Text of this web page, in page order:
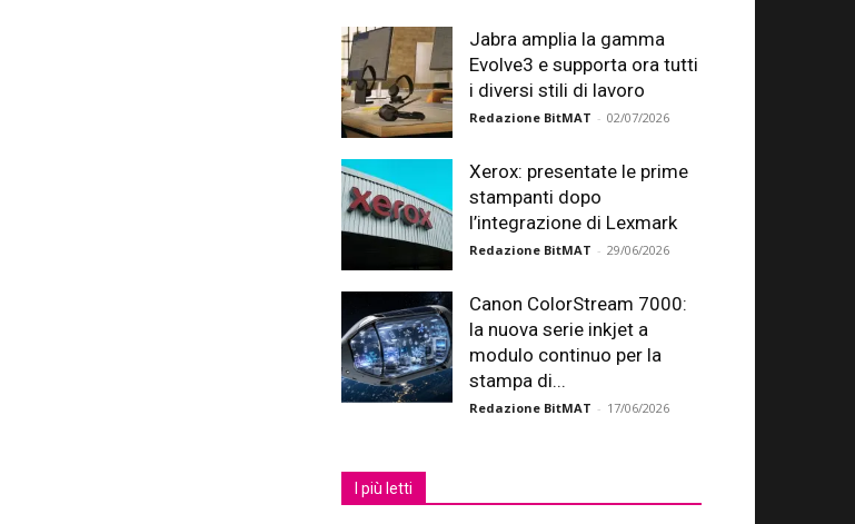
Jabra amplia la gamma
Evolve3 e supporta ora tutti
i diversi stili di lavoro
Redazione BitMAT - 02/07/2026
Xerox: presentate le prime
stampanti dopo
l’integrazione di Lexmark
Redazione BitMAT - 29/06/2026
Canon ColorStream 7000:
la nuova serie inkjet a
modulo continuo per la
stampa di...
Redazione BitMAT - 17/06/2026
I più letti